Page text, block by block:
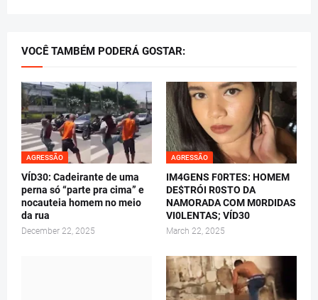
VOCÊ TAMBÉM PODERÁ GOSTAR:
AGRESSÃO
VÍD30: Cadeirante de uma
perna só “parte pra cima” e
nocauteia homem no meio
da rua
December 22, 2025
AGRESSÃO
IM4GENS F0RTES: HOMEM
DE$TRÓI R0STO DA
NAMORADA COM M0RDIDAS
VI0LENTAS; VÍD30
March 22, 2025